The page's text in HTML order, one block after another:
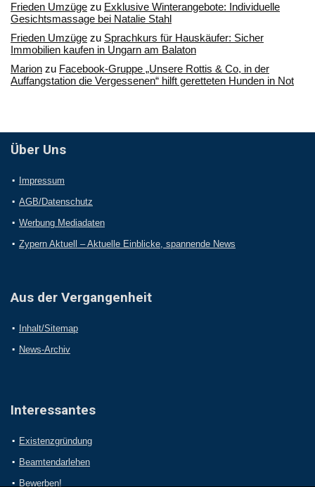
Frieden Umzüge zu Exklusive Winterangebote: Individuelle
Gesichtsmassage bei Natalie Stahl
Frieden Umzüge zu Sprachkurs für Hauskäufer: Sicher
Immobilien kaufen in Ungarn am Balaton
Marion zu Facebook-Gruppe „Unsere Rottis & Co, in der
Auffangstation die Vergessenen“ hilft geretteten Hunden in Not
Über Uns
Impressum
AGB/Datenschutz
Werbung Mediadaten
Zypern Aktuell – Aktuelle Einblicke, spannende News
Aus der Vergangenheit
Inhalt/Sitemap
News-Archiv
Interessantes
Existenzgründung
Beamtendarlehen
Bewerben!